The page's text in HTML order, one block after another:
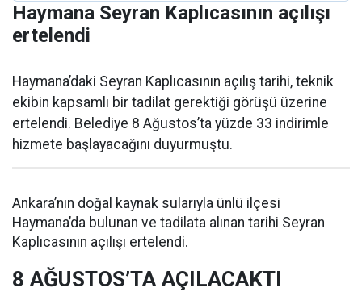
Haymana Seyran Kaplıcasının açılışı
ertelendi
Haymana’daki Seyran Kaplıcasının açılış tarihi, teknik
ekibin kapsamlı bir tadilat gerektiği görüşü üzerine
ertelendi. Belediye 8 Ağustos’ta yüzde 33 indirimle
hizmete başlayacağını duyurmuştu.
Ankara’nın doğal kaynak sularıyla ünlü ilçesi
Haymana’da bulunan ve tadilata alınan tarihi Seyran
Kaplıcasının açılışı ertelendi.
8 AĞUSTOS’TA AÇILACAKTI